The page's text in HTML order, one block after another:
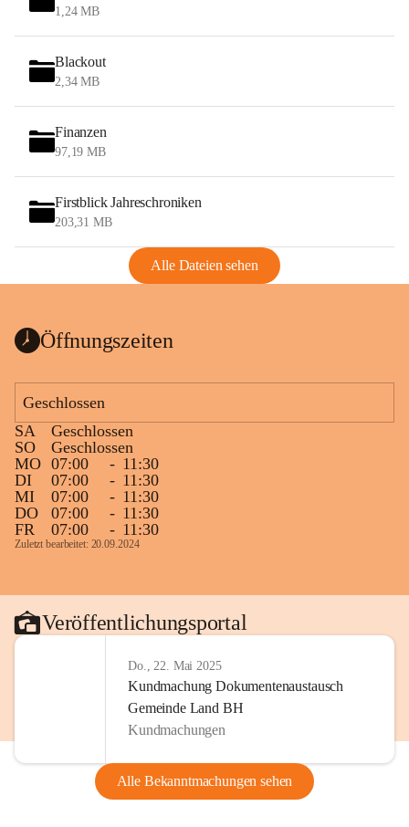
1,24 MB
Blackout
2,34 MB
Finanzen
97,19 MB
Firstblick Jahreschroniken
203,31 MB
Alle Dateien sehen
Öffnungszeiten
Geschlossen
SA
Geschlossen
SO
Geschlossen
MO 07:00 - 11:30
DI
07:00 - 11:30
MI
07:00 - 11:30
DO
07:00 - 11:30
FR
07:00 - 11:30
Zuletzt bearbeitet: 20.09.2024
Veröffentlichungsportal
Do., 22. Mai 2025
Kundmachung Dokumentenaustausch
Gemeinde Land BH
Kundmachungen
Alle Bekanntmachungen sehen